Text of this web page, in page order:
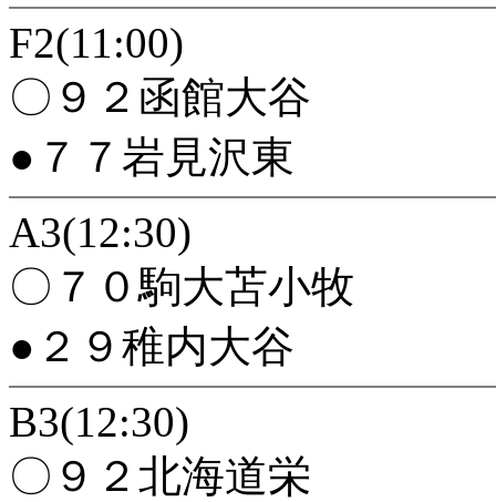
F2(11:00)
〇９２函館大谷
●７７岩見沢東
A3(12:30)
〇７０駒大苫小牧
●２９稚内大谷
B3(12:30)
〇９２北海道栄